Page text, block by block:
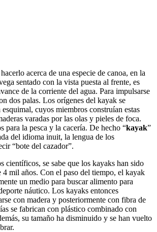
hacerlo acerca de una especie de canoa, en la
sentado con la vista puesta al frente, es
de la corriente del agua. Para impulsarse
dos palas. Los orígenes del kayak se
cuyos miembros construían estas
varadas por las olas y pieles de foca.
para la pesca y la cacería. De hecho “kayak”
del idioma inuit, la lengua de los
“bote del cazador”.
científicos, se sabe que los kayaks han sido
4 mil años. Con el paso del tiempo, el kayak
un medio para buscar alimento para
náutico. Los kayaks entonces
con madera y posteriormente con fibra de
se fabrican con plástico combinado con
su tamaño ha disminuido y se han vuelto